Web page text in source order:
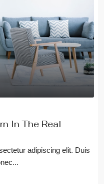
In The Real
adipiscing elit. Duis